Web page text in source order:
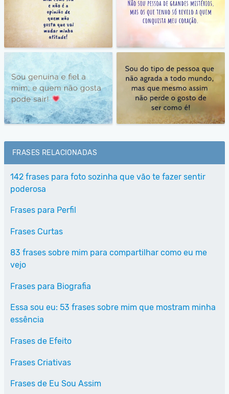
FRASES RELACIONADAS
142 frases para foto sozinha que vão te fazer sentir
poderosa
Frases para Perfil
Frases Curtas
83 frases sobre mim para compartilhar como eu me
vejo
Frases para Biografia
Essa sou eu: 53 frases sobre mim que mostram minha
essência
Frases de Efeito
Frases Criativas
Frases de Eu Sou Assim